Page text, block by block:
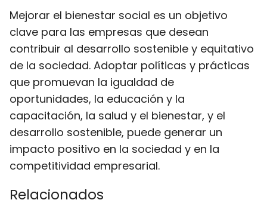
Mejorar el bienestar social es un objetivo
clave para las empresas que desean
contribuir al desarrollo sostenible y equitativo
de la sociedad. Adoptar políticas y prácticas
que promuevan la igualdad de
oportunidades, la educación y la
capacitación, la salud y el bienestar, y el
desarrollo sostenible, puede generar un
impacto positivo en la sociedad y en la
competitividad empresarial.
Relacionados